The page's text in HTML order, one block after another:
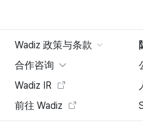
Wadiz 政策与条款
合作咨询
Wadiz IR
前往 Wadiz